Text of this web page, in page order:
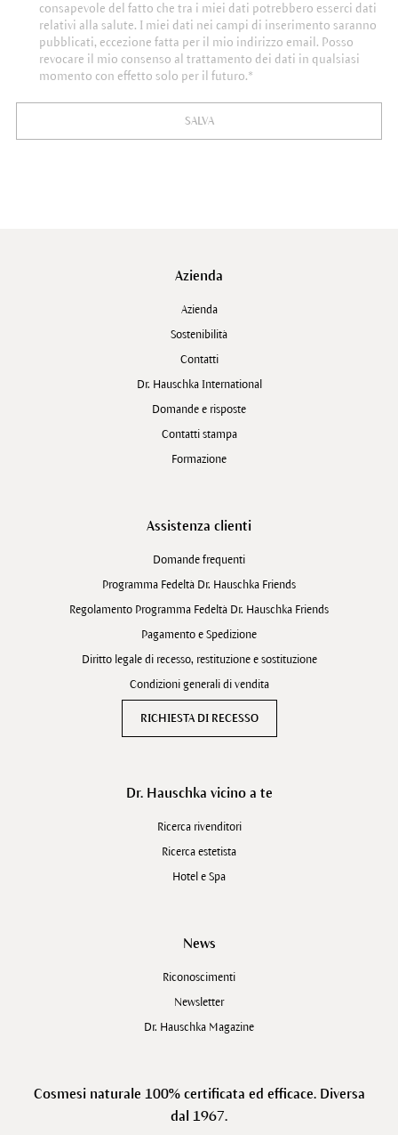
consapevole del fatto che tra i miei dati potrebbero esserci dati
relativi alla salute. I miei dati nei campi di inserimento saranno
pubblicati, eccezione fatta per il mio indirizzo email. Posso
revocare il mio consenso al trattamento dei dati in qualsiasi
momento con effetto solo per il futuro.*
SALVA
Azienda
Azienda
Sostenibilità
Contatti
Dr. Hauschka International
Domande e risposte
Contatti stampa
Formazione
Assistenza clienti
Domande frequenti
Programma Fedeltà Dr. Hauschka Friends
Regolamento Programma Fedeltà Dr. Hauschka Friends
Pagamento e Spedizione
Diritto legale di recesso, restituzione e sostituzione
Condizioni generali di vendita
RICHIESTA DI RECESSO
Dr. Hauschka vicino a te
Ricerca rivenditori
Ricerca estetista
Hotel e Spa
News
Riconoscimenti
Newsletter
Dr. Hauschka Magazine
Cosmesi naturale 100% certificata ed efficace. Diversa
dal 1967.